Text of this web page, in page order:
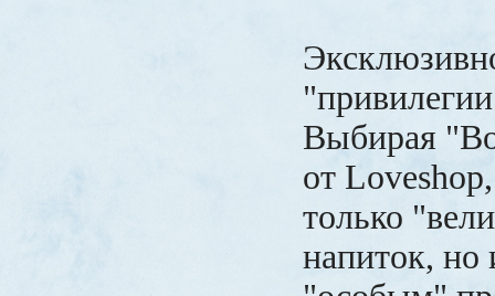
Выбирая
от
только
напиток, но